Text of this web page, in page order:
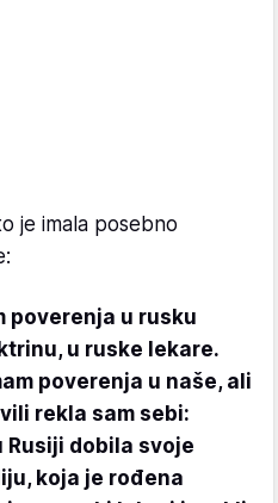
je imala posebno
poverenja u rusku
u ruske lekare.
poverenja u naše, ali
rekla sam sebi:
Rusiji dobila svoje
koja je rođena